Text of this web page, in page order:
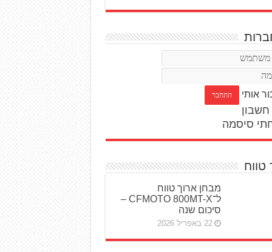
אותי
חשבון
סיסמה
טווח
מבחן ארוך טווח
ל־CFMOTO 800MT-X –
סיכום שנה
22 באפריל 2026